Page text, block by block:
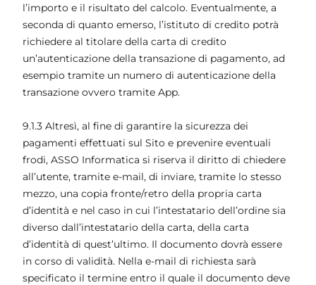
l’importo e il risultato del calcolo. Eventualmente, a
seconda di quanto emerso, l’istituto di credito potrà
richiedere al titolare della carta di credito
un’autenticazione della transazione di pagamento, ad
esempio tramite un numero di autenticazione della
transazione ovvero tramite App.
9.1.3 Altresì, al fine di garantire la sicurezza dei
pagamenti effettuati sul Sito e prevenire eventuali
frodi, ASSO Informatica si riserva il diritto di chiedere
all’utente, tramite e-mail, di inviare, tramite lo stesso
mezzo, una copia fronte/retro della propria carta
d’identità e nel caso in cui l’intestatario dell’ordine sia
diverso dall’intestatario della carta, della carta
d’identità di quest’ultimo. Il documento dovrà essere
in corso di validità. Nella e-mail di richiesta sarà
specificato il termine entro il quale il documento deve